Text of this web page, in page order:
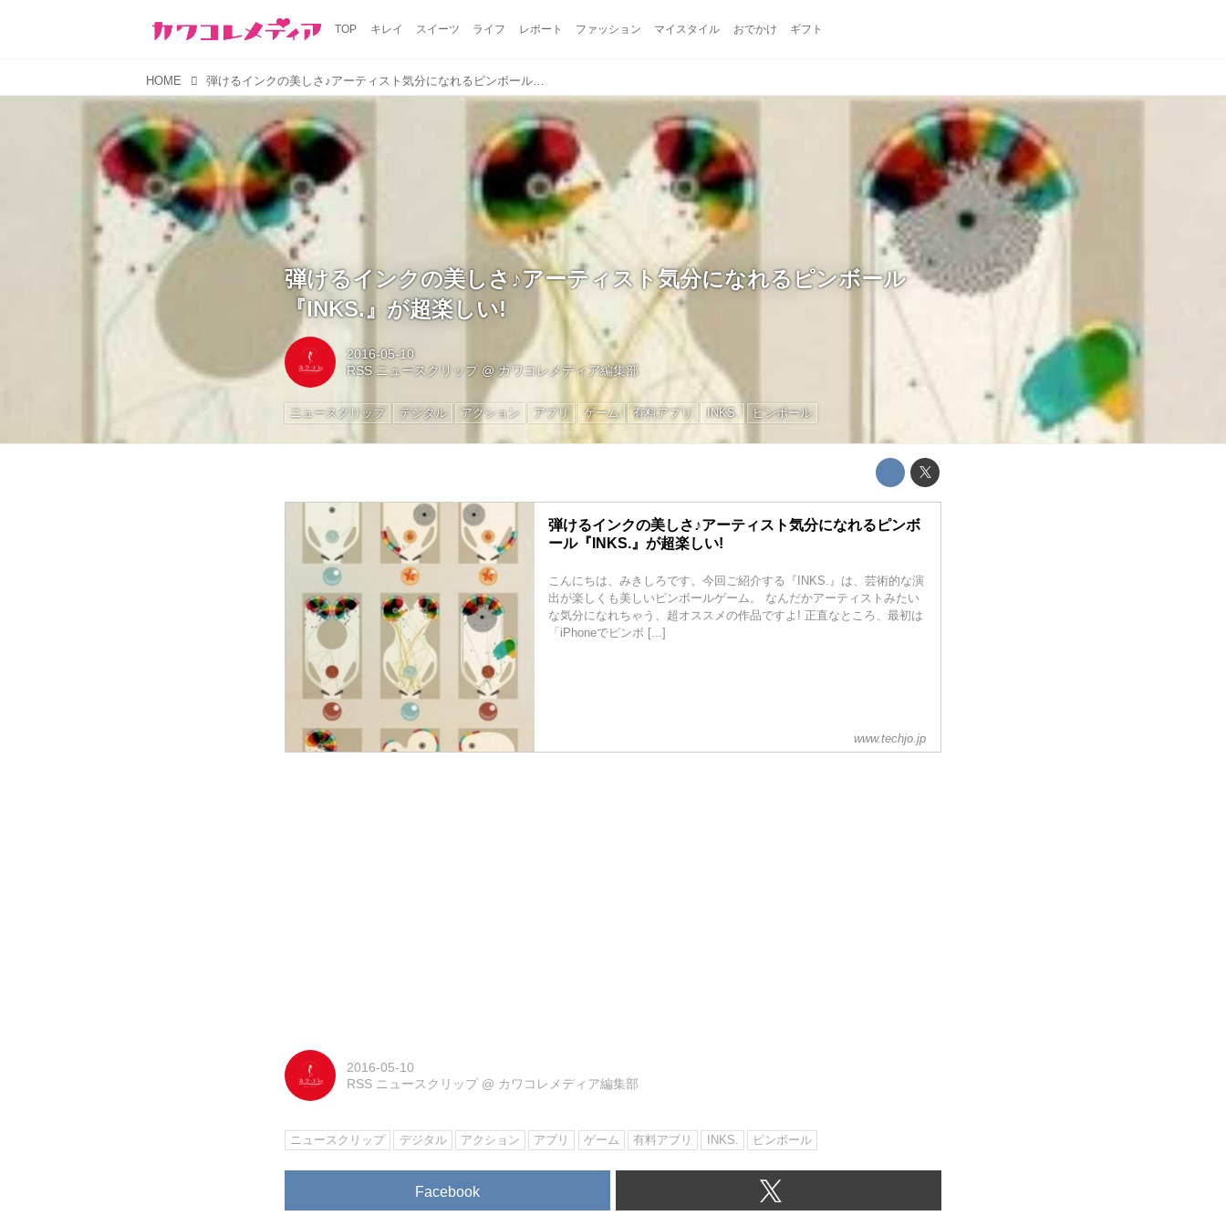
TOP キレイ スイーツ ライフ レポート ファッション マイスタイル おでかけ ギフト
HOME 弾けるインクの美しさ♪アーティスト気分になれるピンボール『INKS.』が超楽しい!
弾けるインクの美しさ♪アーティスト気分になれるピンボール
『INKS.』が超楽しい!
2016-05-10
RSS ニュースクリップ@ カワコレメディア編集部
ニュースクリップ デジタル アクション アプリ ゲーム 有料アプリ INKS. ピンボール
弾けるインクの美しさ♪アーティスト気分になれるピンボ
ール『INKS.』が超楽しい!
こんにちは、みきしろです。今回ご紹介する『INKS.』は、芸術的な演
出が楽しくも美しいピンボールゲーム。 なんだかアーティストみたい
な気分になれちゃう、超オススメの作品ですよ! 正直なところ、最初は
「iPhoneでピンボ [...]
www.techjo.jp
2016-05-10
RSS ニュースクリップ @ カワコレメディア編集部
ニュースクリップ デジタル アクション アプリ ゲーム 有料アプリ INKS. ピンボール
Facebook